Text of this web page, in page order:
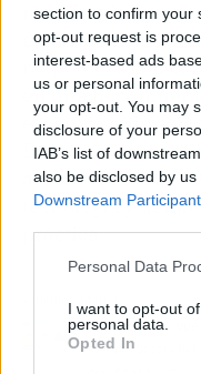
section to confirm your
opt-out request is
interest-based ads
us or personal
your opt-out. You may
disclosure of your
IAB’s list of
also be disclosed by
Downstream
Personal Data
I want to opt-out
personal data.
Opted In
más limpio y
generar
respetuosa con el
en una
el cambio
Energías
al mostrar los
tecnología y
práctica.
Artículo anterior
Cómo saber a qué
es más barata la